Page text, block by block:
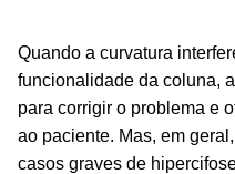
Quando a curvatura
funcionalidade da coluna,
para corrigir o problema e
ao paciente. Mas, em
casos graves de